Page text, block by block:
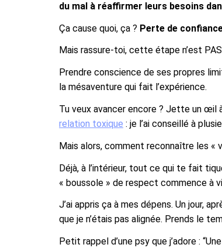
du mal à réaffirmer leurs besoins
Ça cause quoi, ça ? Perte de
Mais rassure-toi, cette étape n’est
Prendre conscience de ses propres
la mésaventure qui fait l’expérience.
Tu veux avancer encore ? Jette un œil
relation toxique : je l’ai conseillé à
Mais alors, comment reconnaître les «
Déjà, à l’intérieur, tout ce qui te fait
« boussole » de respect commence à
J’ai appris ça à mes dépens. Un jour,
que je n’étais pas alignée. Prends le
Petit rappel d’une psy que j’adore :